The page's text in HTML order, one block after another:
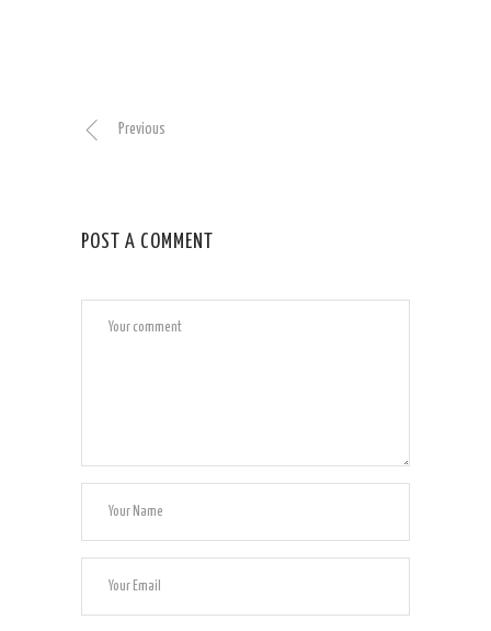
Previous
POST A COMMENT